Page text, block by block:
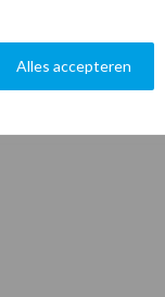
Alles accepteren